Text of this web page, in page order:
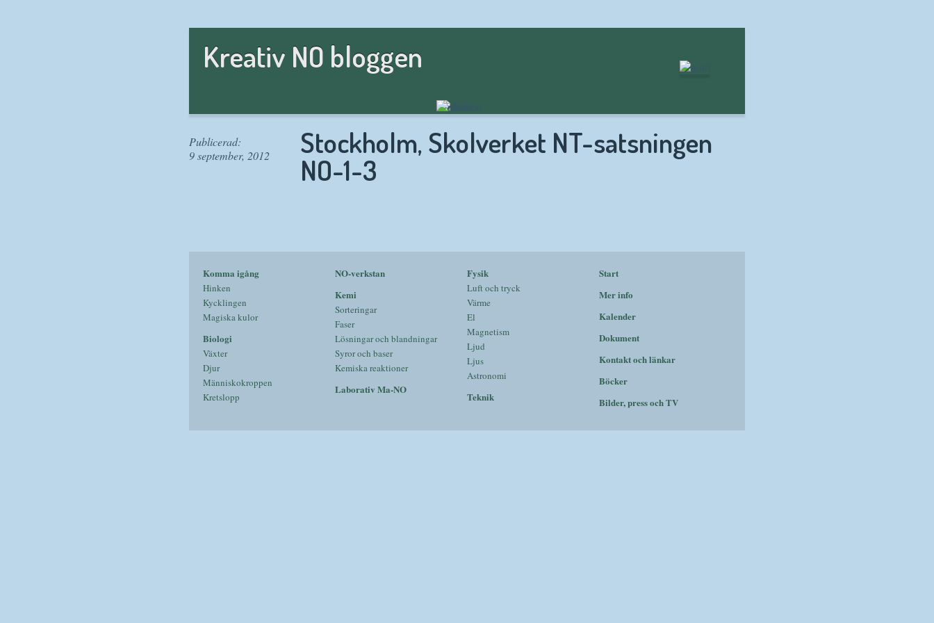
Kreativ NO bloggen
Publicerad:
9 september, 2012
Stockholm, Skolverket NT-satsningen
NO-1-3
Komma igång
Hinken
Kycklingen
Magiska kulor
Biologi
Växter
Djur
Människokroppen
Kretslopp
NO-verkstan
Kemi
Sorteringar
Faser
Lösningar och blandningar
Syror och baser
Kemiska reaktioner
Laborativ Ma-NO
Fysik
Luft och tryck
Värme
El
Magnetism
Ljud
Ljus
Astronomi
Teknik
Start
Mer info
Kalender
Dokument
Kontakt och länkar
Böcker
Bilder, press och TV